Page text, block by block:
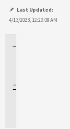
Last Updated:
4/13/2023, 12:29:08 AM